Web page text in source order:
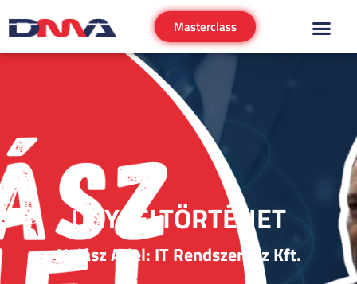
Masterclass
ÜGYFÉLTÖRTÉNET
Halász Ariel: IT Rendszerház Kft.